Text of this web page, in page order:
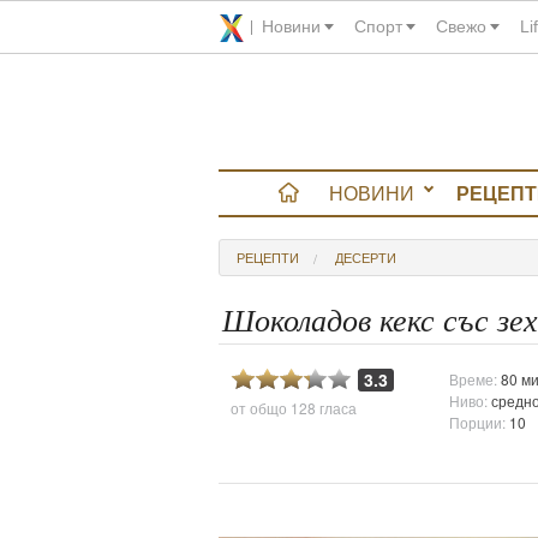
Новини Спорт Свежо
НОВИНИ
РЕЦЕПТИ ДЕСЕРТИ
Шоколадов кекс със
3.3
от общо 128 гласа
Време:80
Ниво:
Порции: 10